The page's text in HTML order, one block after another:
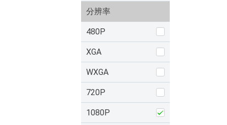
分辨率
480P
XGA
WXGA
720P
1080P